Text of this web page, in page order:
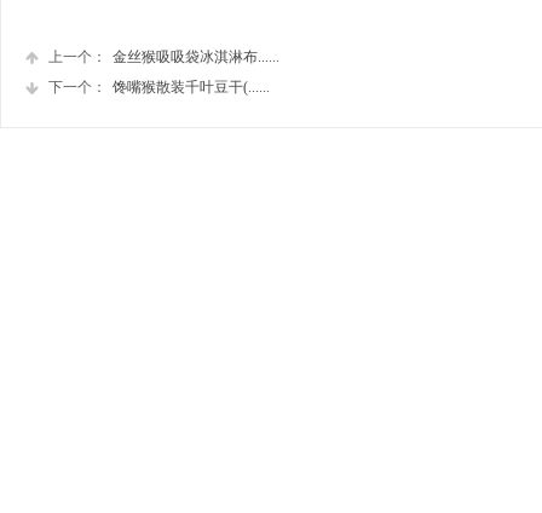
上一个：
金丝猴吸吸袋冰淇淋布......
下一个：
馋嘴猴散装千叶豆干(......